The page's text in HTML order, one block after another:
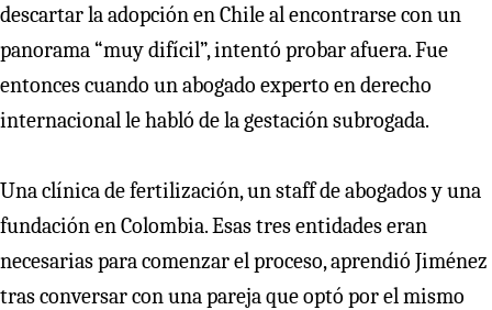
descartar la adopción en Chile al encontrarse con un
panorama “muy difícil”, intentó probar afuera. Fue
entonces cuando un abogado experto en derecho
internacional le habló de la gestación subrogada.
Una clínica de fertilización, un staff de abogados y una
fundación en Colombia. Esas tres entidades eran
necesarias para comenzar el proceso, aprendió Jiménez
tras conversar con una pareja que optó por el mismo